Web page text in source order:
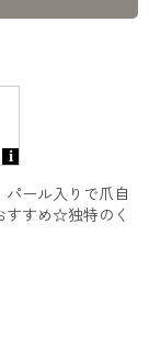
ール入りで爪自
すすめ☆独特のく